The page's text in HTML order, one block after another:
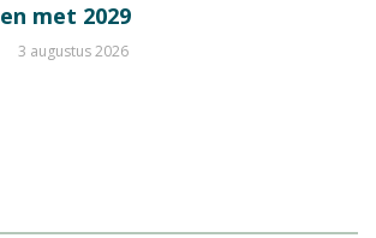
en met 2029
3 augustus 2026